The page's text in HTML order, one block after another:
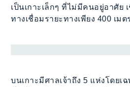
เป็นเกาะเล็กๆ ที่ไม่มีคนอยู่อาศัย
ทางเชื่อมรายะทางเพียง 400 เมต
บนเกาะมีศาลเจ้าถึง 5 แห่งโดยเ